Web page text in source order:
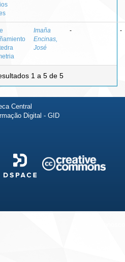
Imaña
Encinas,
José
- -
1 a 5 de 5
Central
Digital - GID